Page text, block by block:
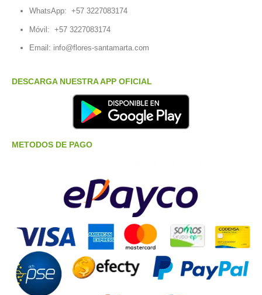
WhatsApp: +57 3227083174
Móvil: +57 3227083174
Email: info@flores-santamarta.com
DESCARGA NUESTRA APP OFICIAL
METODOS DE PAGO